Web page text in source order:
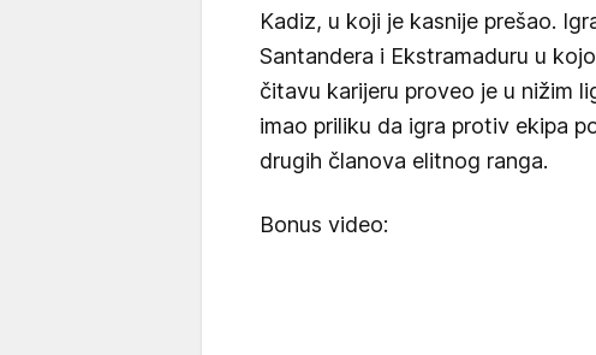
Kadiz, u koji je kasnije prešao.
Santandera i Ekstramaduru u
čitavu karijeru proveo je u nižim
imao priliku da igra protiv ekipa
drugih članova elitnog ranga.
Bonus video: